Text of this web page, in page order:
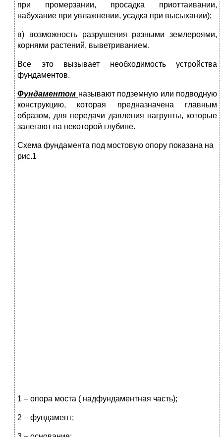
при промерзании, просадка приоттаивании,
набухание при увлажнении, усадка при высыхании);
в) возможность разрушения разными землероями,
корнями растений, выветриванием.
Все это вызывает необходимость устройства
фундаментов.
Фундаментом называют подземную или подводную
конструкцию, которая предназначена главным
образом, для передачи давления нагрунты, которые
залегают на некоторой глубине.
Схема фундамента под мостовую опору показана на
рис.1
1 – опора моста ( надфундаментная часть);
2 – фундамент;